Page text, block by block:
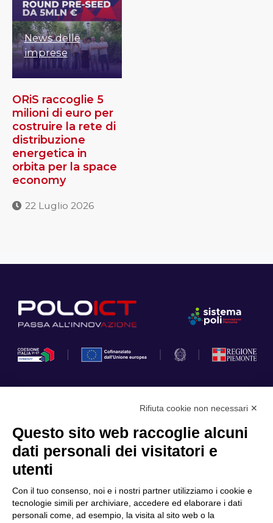
News delle
imprese
ORiS raccoglie 5
milioni di euro per
costruire la rete di
distribuzione
energetica in
orbita per la space
economy
22 Luglio 2026
Cookie Policy
Scopri il Polo
Partner
Finanziamenti e bandi
Internazionalizzazione
News & Eventi
Rifiuta cookie non necessari ✕
Questo sito web raccoglie alcuni
dati personali dei visitatori e
utenti
Con il tuo consenso, noi e i nostri partner utilizziamo i cookie e
tecnologie simili per archiviare, accedere ed elaborare i dati
personali come, ad esempio, la visita al sito web o la